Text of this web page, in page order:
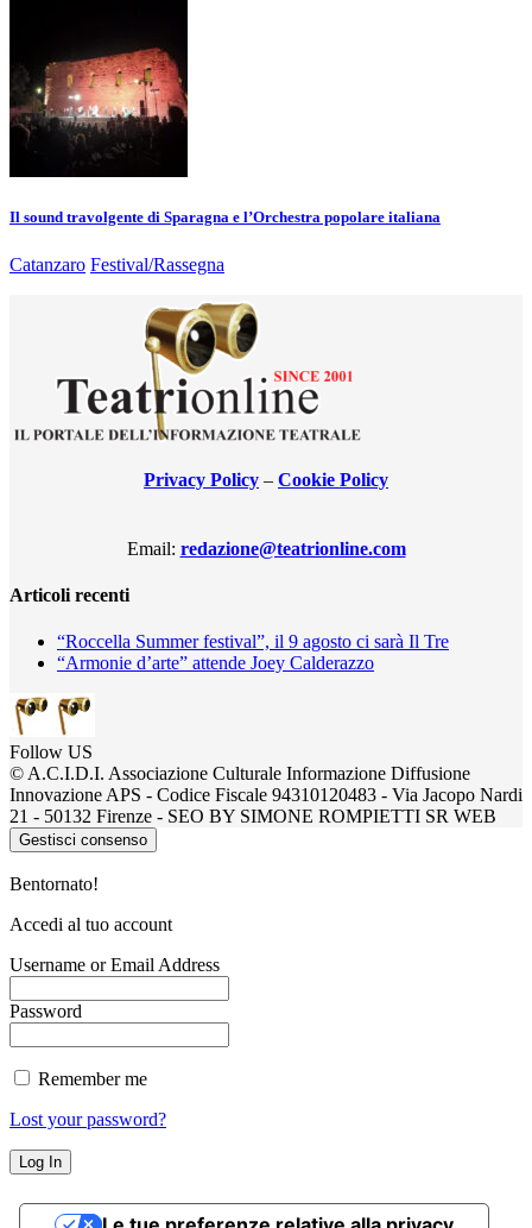
Il sound travolgente di Sparagna e l’Orchestra popolare italiana
Catanzaro Festival/Rassegna
Privacy Policy – Cookie Policy
Email: redazione@teatrionline.com
Articoli recenti
“Roccella Summer festival”, il 9 agosto ci sarà Il Tre
“Armonie d’arte” attende Joey Calderazzo
Follow US
© A.C.I.D.I. Associazione Culturale Informazione Diffusione
Innovazione APS - Codice Fiscale 94310120483 - Via Jacopo Nardi
21 - 50132 Firenze - SEO BY SIMONE ROMPIETTI SR WEB
Gestisci consenso
Bentornato!
Accedi al tuo account
Username or Email Address
Password
Remember me
Lost your password?